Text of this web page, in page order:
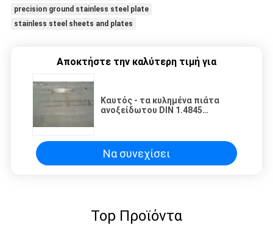
precision ground stainless steel plate
stainless steel sheets and plates
Αποκτήστε την καλύτερη τιμή για
Καυτός - τα κυλημένα πιάτα
ανοξείδωτου DIN 1.4845
Να συνεχίσει
Top Προϊόντα